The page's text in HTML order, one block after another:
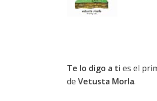
Te lo digo a ti es el
de Vetusta Morla.